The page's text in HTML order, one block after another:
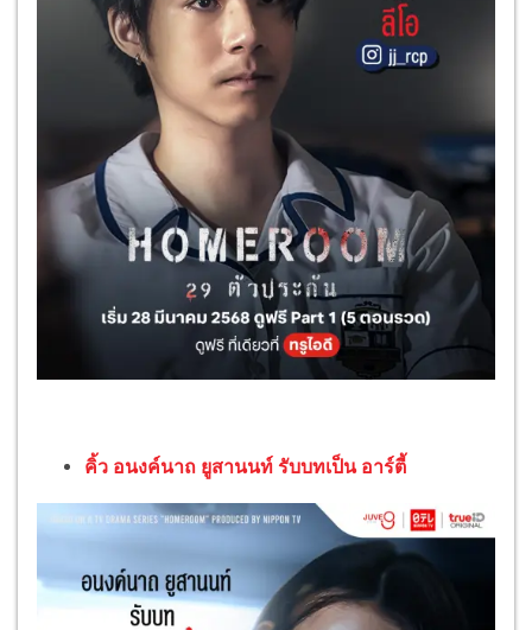
คิ้ว อนงค์นาถ ยูสานนท์ รับบทเป็น อาร์ตี้